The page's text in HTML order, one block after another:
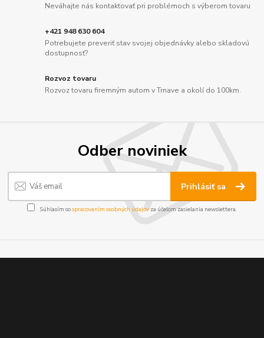
Neváhajte nás kontaktovať pri problémoch s výberom tovaru
+421 948 630 604
Potrebujete preveriť stav svojej objednávky alebo skladovú
dostupnosť?
Rozvoz tovaru
Rozvoz tovaru firemným autom v Trnave a okolí do 100km.
Odber noviniek
Prihlásiť sa
Súhlasím sospracovaním osobných údajov za účelom zasielania newslettera.